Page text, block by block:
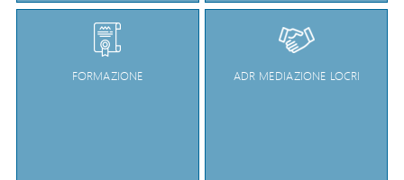
FORMAZIONE ADR MEDIAZIONE LOCRI